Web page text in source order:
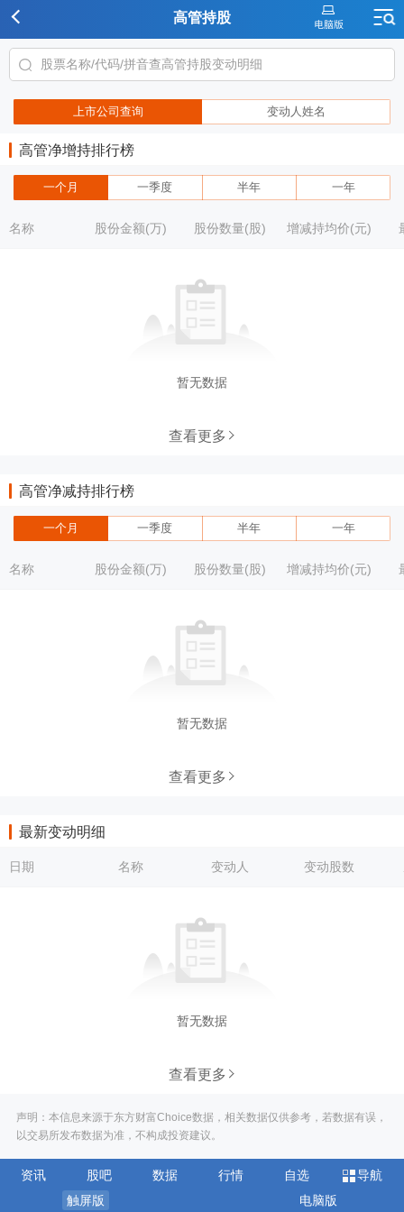
高管持股
上市公司查询 变动人姓名
高管净增持排行榜
一个月 一季度 半年 一年
名称 股份金额(万) 股份数量(股) 增减持均价(元)
暂无数据
查看更多
高管净减持排行榜
一个月 一季度 半年 一年
名称 股份金额(万) 股份数量(股) 增减持均价(元)
暂无数据
查看更多
最新变动明细
日期 名称 变动人 变动股数
暂无数据
查看更多
声明：本信息来源于东方财富Choice数据，相关数据仅供参考，若数据有误，
以交易所发布数据为准，不构成投资建议。
资讯 股吧 数据 行情 自选
导航
触屏版
电脑版